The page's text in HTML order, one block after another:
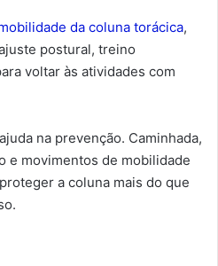
da coluna torácica,
postural, treino
voltar às atividades com
na prevenção. Caminhada,
e movimentos de mobilidade
a coluna mais do que